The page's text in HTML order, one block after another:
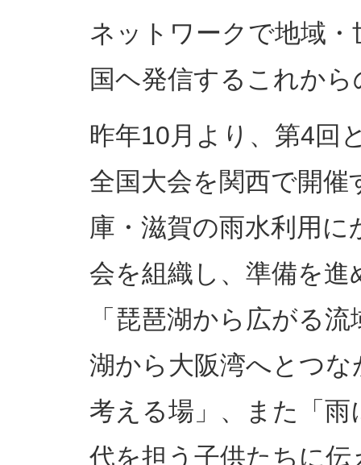
ネットワークで地域
国ヘ発信するこれか
昨年10月より、第4回
全国大会を関西で開
庫・滋賀の雨水利用
会を組織し、準備を
「琵琶湖から広がる
湖から大阪湾へとつ
考える場」、また「
代を担う子供たちに